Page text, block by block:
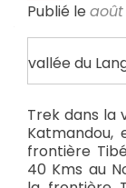
Publié le août
vallée du
Trek dans la
Katmandou,
frontière
40 Kms au